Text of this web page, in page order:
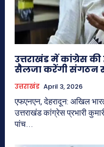
उत्तराखंड में कांग्रेस
सैलजा करेंगी संगठन
उत्तराखंड April 3, 2026
एफएनएन, देहरादून: अखिल
उत्तराखंड कांग्रेस प्रभारी
पांच...